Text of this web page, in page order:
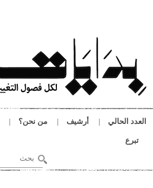
الحالي أرشيف من نحن؟ أماكن
استمارة